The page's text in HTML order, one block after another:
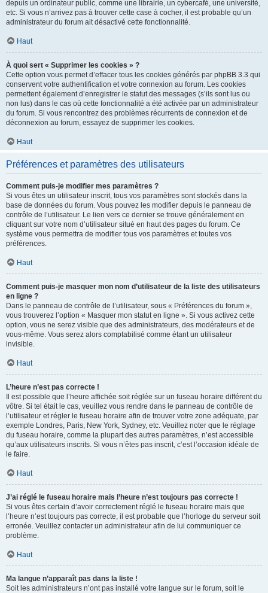
depuis un ordinateur public, comme une librairie, un cybercafé, une université,
etc. Si vous n’arrivez pas à trouver cette case à cocher, il est probable qu’un
administrateur du forum ait désactivé cette fonctionnalité.
Haut
À quoi sert « Supprimer les cookies » ?
Cette option vous permet d’effacer tous les cookies générés par phpBB 3.3 qui
conservent votre authentification et votre connexion au forum. Les cookies
permettent également d’enregistrer le statut des messages (s’ils sont lus ou
non lus) dans le cas où cette fonctionnalité a été activée par un administrateur
du forum. Si vous rencontrez des problèmes récurrents de connexion et de
déconnexion au forum, essayez de supprimer les cookies.
Haut
Préférences et paramètres des utilisateurs
Comment puis-je modifier mes paramètres ?
Si vous êtes un utilisateur inscrit, tous vos paramètres sont stockés dans la
base de données du forum. Vous pouvez les modifier depuis le panneau de
contrôle de l’utilisateur. Le lien vers ce dernier se trouve généralement en
cliquant sur votre nom d’utilisateur situé en haut des pages du forum. Ce
système vous permettra de modifier tous vos paramètres et toutes vos
préférences.
Haut
Comment puis-je masquer mon nom d’utilisateur de la liste des utilisateurs
en ligne ?
Dans le panneau de contrôle de l’utilisateur, sous « Préférences du forum »,
vous trouverez l’option « Masquer mon statut en ligne ». Si vous activez cette
option, vous ne serez visible que des administrateurs, des modérateurs et de
vous-même. Vous serez alors comptabilisé comme étant un utilisateur
invisible.
Haut
L’heure n’est pas correcte !
Il est possible que l’heure affichée soit réglée sur un fuseau horaire différent du
vôtre. Si tel était le cas, veuillez vous rendre dans le panneau de contrôle de
l’utilisateur et régler le fuseau horaire afin de trouver votre zone adéquate, par
exemple Londres, Paris, New York, Sydney, etc. Veuillez noter que le réglage
du fuseau horaire, comme la plupart des autres paramètres, n’est accessible
qu’aux utilisateurs inscrits. Si vous n’êtes pas inscrit, c’est l’occasion idéale de
le faire.
Haut
J’ai réglé le fuseau horaire mais l’heure n’est toujours pas correcte !
Si vous êtes certain d’avoir correctement réglé le fuseau horaire mais que
l’heure n’est toujours pas correcte, il est probable que l’horloge du serveur soit
erronée. Veuillez contacter un administrateur afin de lui communiquer ce
problème.
Haut
Ma langue n’apparaît pas dans la liste !
Soit les administrateurs n’ont pas installé votre langue sur le forum, soit le